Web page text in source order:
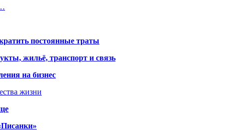
постоянные траты
жильё, транспорт и связь
на бизнес
жизни